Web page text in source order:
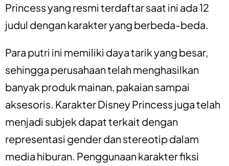
Princess yang resmi terdaftar saat ini ada 12
judul dengan karakter yang berbeda-beda.
Para putri ini memiliki daya tarik yang besar,
sehingga perusahaan telah menghasilkan
banyak produk mainan, pakaian sampai
aksesoris. Karakter Disney Princess juga telah
menjadi subjek dapat terkait dengan
representasi gender dan stereotip dalam
media hiburan. Penggunaan karakter fiksi